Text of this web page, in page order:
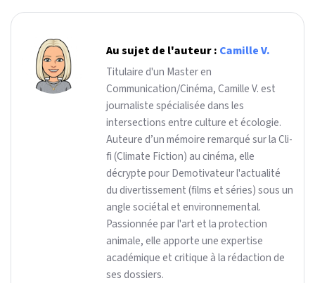
Au sujet de l'auteur : Camille V.
Titulaire d'un Master en
Communication/Cinéma, Camille V. est
journaliste spécialisée dans les
intersections entre culture et écologie.
Auteure d’un mémoire remarqué sur la Cli-
fi (Climate Fiction) au cinéma, elle
décrypte pour Demotivateur l'actualité
du divertissement (films et séries) sous un
angle sociétal et environnemental.
Passionnée par l'art et la protection
animale, elle apporte une expertise
académique et critique à la rédaction de
ses dossiers.